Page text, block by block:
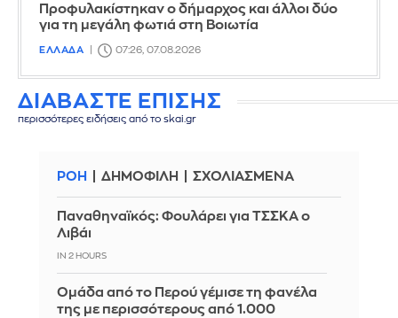
Προφυλακίστηκαν ο δήμαρχος και άλλοι δύο
για τη μεγάλη φωτιά στη Βοιωτία
ΕΛΛΑΔΑ 07:26, 07.08.2026
ΔΙΑΒΑΣΤΕ ΕΠΙΣΗΣ
περισσότερες ειδήσεις από το skai.gr
ΡΟΗ ΔΗΜΟΦΙΛΗ ΣΧΟΛΙΑΣΜΕΝΑ
Παναθηναϊκός: Φουλάρει για ΤΣΣΚΑ ο
Λιβάι
IN 2 HOURS
Ομάδα από το Περού γέμισε τη φανέλα
της με περισσότερους από 1.000